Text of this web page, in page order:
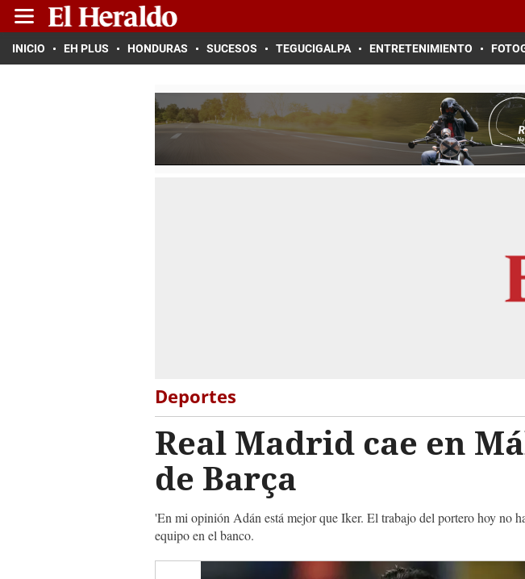
INICIO EH PLUS HONDURAS SUCESOS TEGUCIGALPA ENTRETENIMIENTO
Deportes
Real Madrid cae en
de Barça
'En mi opinión Adán está mejor que Iker. El trabajo del portero hoy no
equipo en el banco.